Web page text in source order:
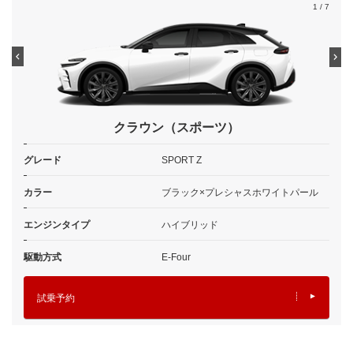
1 / 7
クラウン（スポーツ）
グレード SPORT Z
カラー ブラック×プレシャスホワイトパール
エンジンタイプ ハイブリッド
駆動方式 E-Four
試乗予約